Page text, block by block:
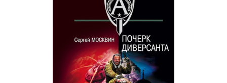
обсуждаемые